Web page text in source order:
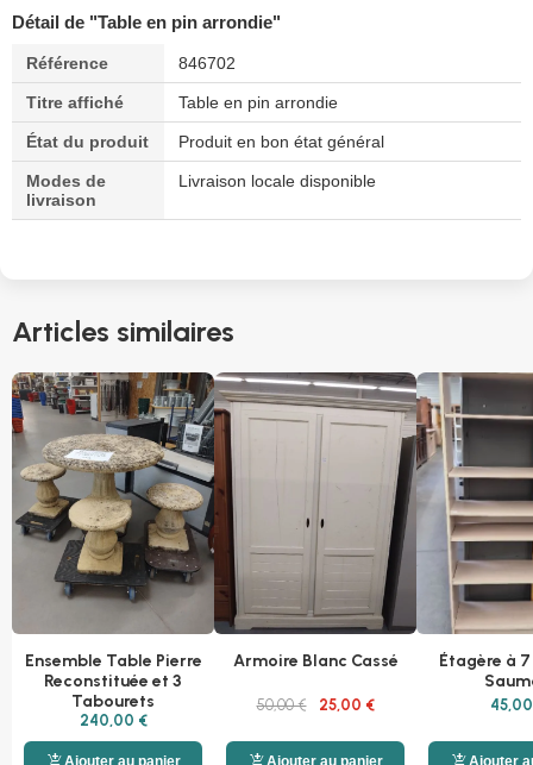
Détail de "Table en pin arrondie"
Référence 846702
Titre affiché Table en pin arrondie
État du produit Produit en bon état général
Modes de
livraison
Livraison locale disponible
Articles similaires
Ensemble Table Pierre
Reconstituée et 3
Tabourets
240,00 €
Armoire Blanc Cassé
50,00 € 25,00 €
Étagère à